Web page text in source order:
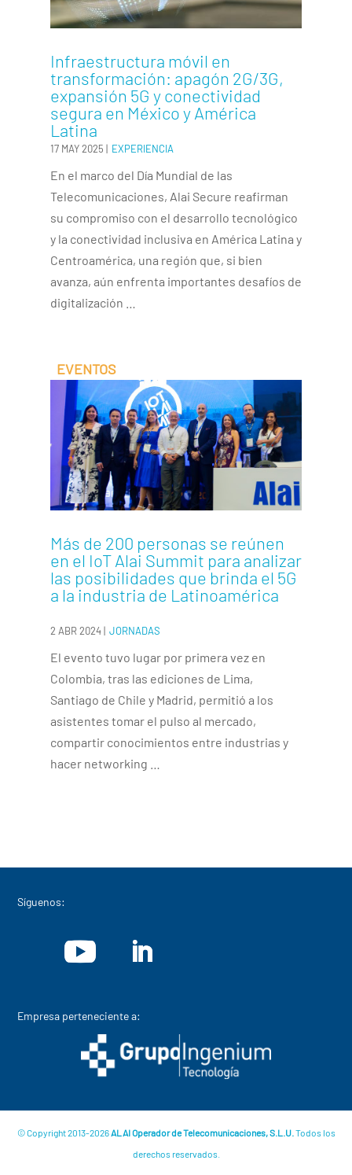
Infraestructura móvil en
transformación: apagón 2G/3G,
expansión 5G y conectividad
segura en México y América
Latina
17 MAY 2025 | EXPERIENCIA
En el marco del Día Mundial de las
Telecomunicaciones, Alai Secure reafirman
su compromiso con el desarrollo tecnológico
y la conectividad inclusiva en América Latina y
Centroamérica, una región que, si bien
avanza, aún enfrenta importantes desafíos de
digitalización …
Más de 200 personas se reúnen
en el IoT Alai Summit para analizar
las posibilidades que brinda el 5G
a la industria de Latinoamérica
2 ABR 2024| JORNADAS
El evento tuvo lugar por primera vez en
Colombia, tras las ediciones de Lima,
Santiago de Chile y Madrid, permitió a los
asistentes tomar el pulso al mercado,
compartir conocimientos entre industrias y
hacer networking …
Síguenos:
Empresa perteneciente a:
© Copyright 2013-2026ALAI Operador de Telecomunicaciones, S.L.U.Todos los
derechos reservados.